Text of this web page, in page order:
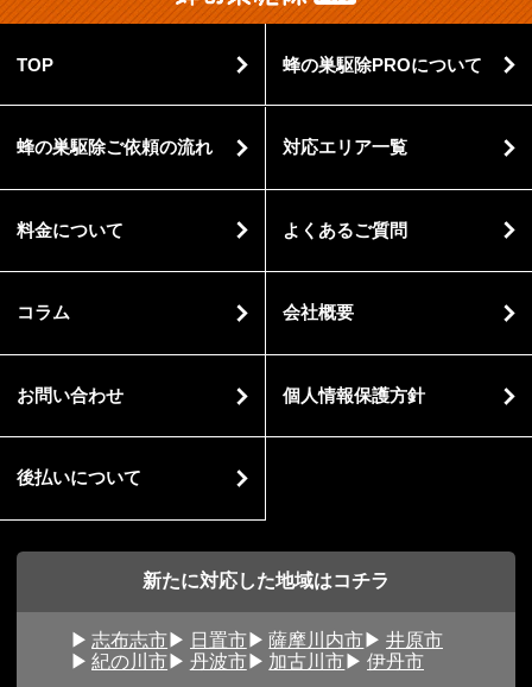
TOP 蜂の巣駆除PROについて
蜂の巣駆除ご依頼の流れ 対応エリア一覧
料金について よくあるご質問
コラム 会社概要
お問い合わせ 個人情報保護方針
後払いについて
新たに対応した地域はコチラ
志布志市 日置市 薩摩川内市
井原市
紀の川市
丹波市 加古川市 伊丹市